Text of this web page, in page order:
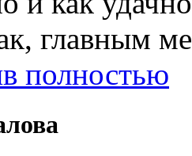
главным
полностью